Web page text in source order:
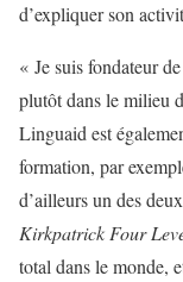
d’expliquer son
« Je suis fondateur
plutôt dans le milieu
Linguaid est
formation, par
d’ailleurs un des
Kirkpatrick Four
total dans le monde,